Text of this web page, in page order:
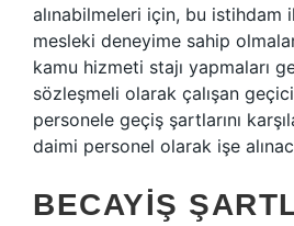
alınabilmeleri için, bu istihdam
mesleki deneyime sahip
kamu hizmeti stajı yapmaları
sözleşmeli olarak çalışan
personele geçiş şartlarını
daimi personel olarak işe
BECAYIŞ